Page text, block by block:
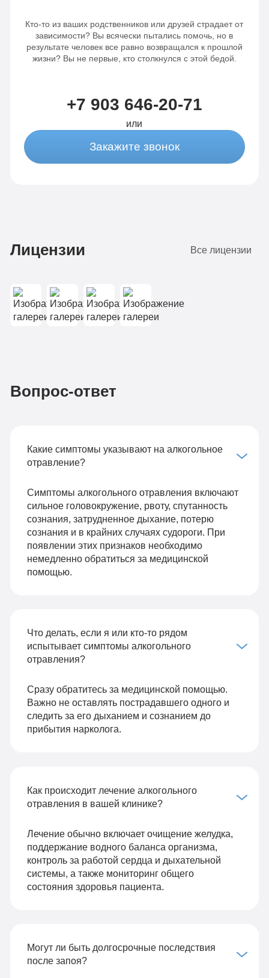
питание
Сбор
Отслеживание
капельниц
Сбор
анализов
динамики
капельниц
в
Кто-то из ваших родственников или друзей страдает от
зависимости? Вы всячески пытались помочь, но в
результате человек все равно возвращался к прошлой
жизни? Вы не первые, кто столкнулся с этой бедой.
+7 903 646-20-71
или
Закажите звонок
Лицензии Все лицензии
Вопрос-ответ
Какие симптомы указывают на алкогольное
отравление?
Симптомы алкогольного отравления включают
сильное головокружение, рвоту, спутанность
сознания, затрудненное дыхание, потерю
сознания и в крайних случаях судороги. При
появлении этих признаков необходимо
немедленно обратиться за медицинской
помощью.
Что делать, если я или кто-то рядом
испытывает симптомы алкогольного
отравления?
Сразу обратитесь за медицинской помощью.
Важно не оставлять пострадавшего одного и
следить за его дыханием и сознанием до
прибытия нарколога.
Как происходит лечение алкогольного
отравления в вашей клинике?
Лечение обычно включает очищение желудка,
поддержание водного баланса организма,
контроль за работой сердца и дыхательной
системы, а также мониторинг общего
состояния здоровья пациента.
Могут ли быть долгосрочные последствия
после запоя?